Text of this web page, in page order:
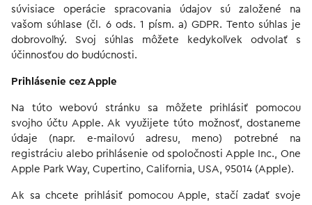
súvisiace operácie spracovania údajov sú založené na
vašom súhlase (čl. 6 ods. 1 písm. a) GDPR. Tento súhlas je
dobrovoľný. Svoj súhlas môžete kedykoľvek odvolať s
účinnosťou do budúcnosti.
Prihlásenie cez Apple
Na túto webovú stránku sa môžete prihlásiť pomocou
svojho účtu Apple. Ak využijete túto možnosť, dostaneme
údaje (napr. e-mailovú adresu, meno) potrebné na
registráciu alebo prihlásenie od spoločnosti Apple Inc., One
Apple Park Way, Cupertino, California, USA, 95014 (Apple).
Ak sa chcete prihlásiť pomocou Apple, stačí zadať svoje